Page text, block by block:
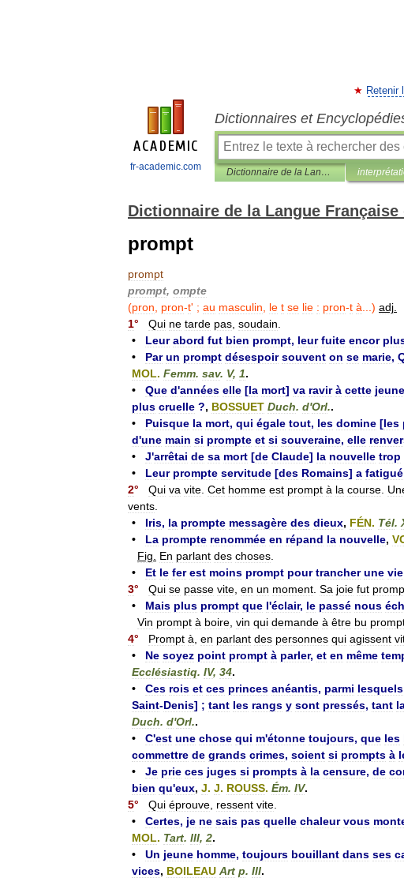
fr-academic.com
Retenir
Dictionnaires et
Dictionnaire de la Langue Française d'Émile Littré
Dictionnaire de la Langue
prompt
prompt
prompt, ompte
(pron pron-t' ; au masculin le t se lie : pron-t à ...) adj
1° Qui ne tarde pas soudain
•
Leur abord fut bien prompt, leur fuite encor
•
Par un prompt désespoir souvent on se marie,
MOL. Femm. sav. V, 1.
•
Que d'années elle [la mort] va ravir à cette
plus cruelle ?, BOSSUET Duch. d'Orl..
•
Puisque la mort, qui égale tout, les domine [les
d'une main si prompte et si souveraine, elle
•
J'arrêtai de sa mort [de Claude] la nouvelle trop
•
Leur prompte servitude [des Romains] a fatigué
2° Qui va vite Cet homme est prompt à la course
vents
•
Iris, la prompte messagère des dieux, FÉN. Tél.
•
La prompte renommée en répand la nouvelle,
Fig
En parlant des choses
•
Et le fer est moins prompt pour trancher une vie
3° Qui se passe vite en un moment Sa joie fut
•
Mais plus prompt que l'éclair, le passé nous
Vin prompt à boire vin qui demande à être bu
4° Prompt à en parlant des personnes qui agissent
•
Ne soyez point prompt à parler, et en même
Ecclésiastiq. IV, 34.
•
Ces rois et ces princes anéantis, parmi lesquels
Saint-Denis] ; tant les rangs y sont pressés, tant
Duch. d'Orl..
•
C'est une chose qui m'étonne toujours, que les
commettre de grands crimes, soient si prompts à
•
Je prie ces juges si prompts à la censure, de
bien qu'eux, J. J. ROUSS. Ém. IV.
5° Qui éprouve ressent vite
•
Certes, je ne sais pas quelle chaleur vous
MOL. Tart. III, 2.
•
Un jeune homme, toujours bouillant dans ses
vices, BOILEAU Art p. III.